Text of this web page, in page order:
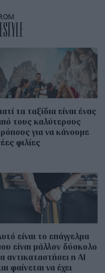
τα ταξίδια είναι ένας
τους καλύτερους
για να κάνουμε
φιλίες
είναι το επάγγελμα
είναι μάλλον δύσκολο
αντικαταστήσει η AI
φαίνεται να έχει